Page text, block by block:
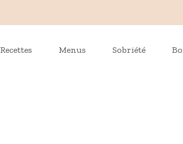
Recettes Menus Sobriété